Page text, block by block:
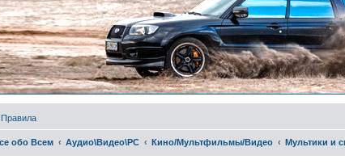
Правила
обо Всем Аудио\Видео\РС Кино/Мультфильмы/Видео Мультики и